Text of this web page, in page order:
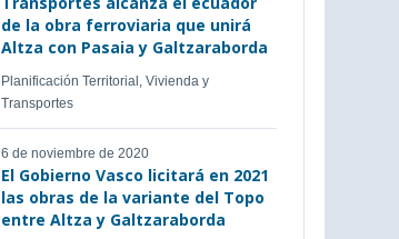
de la obra ferroviaria que unirá
Altza con Pasaia y Galtzaraborda
Planificación Territorial, Vivienda y
Transportes
6 de noviembre de 2020
El Gobierno Vasco licitará en 2021
las obras de la variante del Topo
entre Altza y Galtzaraborda